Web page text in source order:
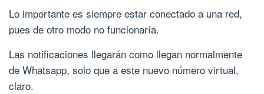
Lo importante es siempre estar conectado a una red,
pues de otro modo no funcionaría.
Las notificaciones llegarán como llegan normalmente
de Whatsapp, solo que a este nuevo número virtual,
claro.